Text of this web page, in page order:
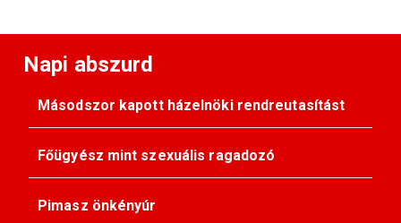
Napi abszurd
Másodszor kapott házelnöki rendreutasítást
Főügyész mint szexuális ragadozó
Pimasz önkényúr